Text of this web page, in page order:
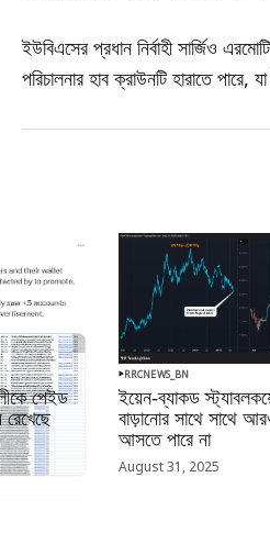
ইউবিএসের প্রধান নির্বাহী সার্জিও
পরিচালনার হাব ক্রাউনটি হারাতে পারে,
পেইড
RRCNEWS_BN
ইয়েন-ব্যাকড
বাড়ানোর সাথে সাথে
আসতে পারে না
August 31, 2025